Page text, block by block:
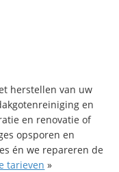
herstellen van uw
en
en renovatie of
opsporen en
én we repareren de
tarieven »